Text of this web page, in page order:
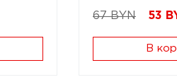
67 BYN 53
В